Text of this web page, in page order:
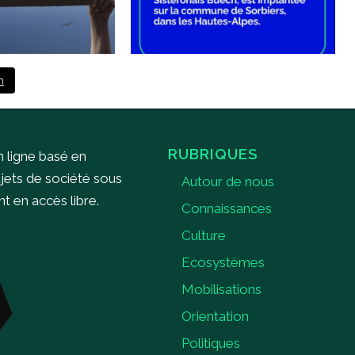
ligne basé en
de société sous
en accès libre.
RUBRIQUES
Autour de nous
Connaissances
Culture
Ecosystèmes
Mobilisations
Orientation
Politiques